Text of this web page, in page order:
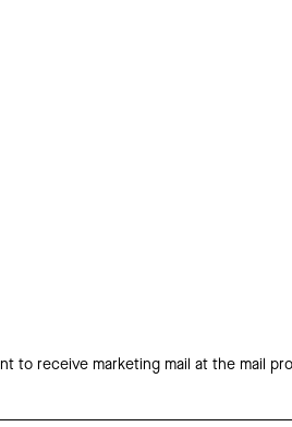
to receive marketing mail at the mail